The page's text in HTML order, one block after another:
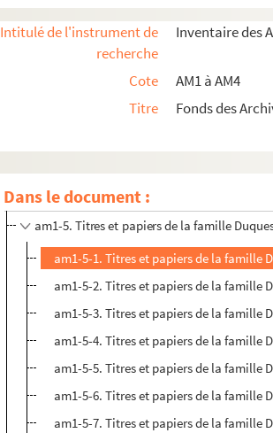
Intitulé de l'instrument de
recherche
Inventaire des
Cote
AM1 à AM4
Titre
Fonds des
Dans le document :
am1-1. Papiers d'Artaud, procureur à
am1-3. Papiers d'Artaud, procureur à
am1-4. Papiers d'Artaud et Vanthourout,
am1-5. Titres et papiers de la famille
am1-5-1. Titres et papiers de la famille
am1-5-2. Titres et papiers de la famille
am1-5-3. Titres et papiers de la famille
am1-5-4. Titres et papiers de la famille
am1-5-5. Titres et papiers de la famille
am1-5-6. Titres et papiers de la famille
am1-5-7. Titres et papiers de la famille